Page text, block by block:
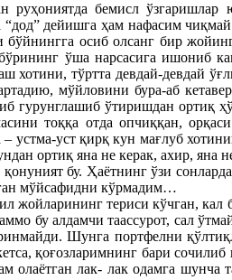
руҳониятда бемисл ўзгаришлар
дейишга ҳам нафасим
осиб олсанг бир
ўша нарсасига ишониб
хотини, тўртта девдай-девдай
мўйловини бура-аб
гурунглашиб ўтиришдан ортиқ
тоққа отда опчиққан,
устма-уст қирқ кун мағлуб
ортиқ яна не керак, ахир, яна
бу. Ҳаётнинг ўзи
мўйсафидни кўрмадим…
жойларининг териси кўчган,
бу алдамчи таассурот, сал
Шунга портфелни
қоғозларимнинг бари
олаётган лак- лак одамга шунча